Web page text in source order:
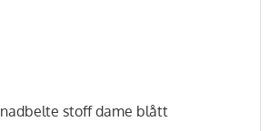
stoff dame blått